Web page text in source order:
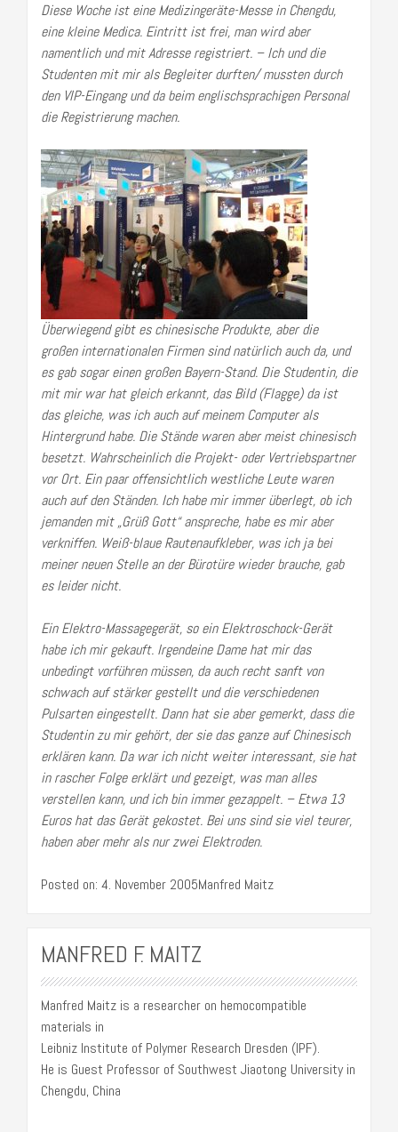
Diese Woche ist eine Medizingeräte-Messe in Chengdu,
eine kleine Medica. Eintritt ist frei, man wird aber
namentlich und mit Adresse registriert. – Ich und die
Studenten mit mir als Begleiter durften/ mussten durch
den VIP-Eingang und da beim englischsprachigen Personal
die Registrierung machen.
Überwiegend gibt es chinesische Produkte, aber die
großen internationalen Firmen sind natürlich auch da, und
es gab sogar einen großen Bayern-Stand. Die Studentin, die
mit mir war hat gleich erkannt, das Bild (Flagge) da ist
das gleiche, was ich auch auf meinem Computer als
Hintergrund habe. Die Stände waren aber meist chinesisch
besetzt. Wahrscheinlich die Projekt- oder Vertriebspartner
vor Ort. Ein paar offensichtlich westliche Leute waren
auch auf den Ständen. Ich habe mir immer überlegt, ob ich
jemanden mit „Grüß Gott“ anspreche, habe es mir aber
verkniffen. Weiß-blaue Rautenaufkleber, was ich ja bei
meiner neuen Stelle an der Bürotüre wieder brauche, gab
es leider nicht.
Ein Elektro-Massagegerät, so ein Elektroschock-Gerät
habe ich mir gekauft. Irgendeine Dame hat mir das
unbedingt vorführen müssen, da auch recht sanft von
schwach auf stärker gestellt und die verschiedenen
Pulsarten eingestellt. Dann hat sie aber gemerkt, dass die
Studentin zu mir gehört, der sie das ganze auf Chinesisch
erklären kann. Da war ich nicht weiter interessant, sie hat
in rascher Folge erklärt und gezeigt, was man alles
verstellen kann, und ich bin immer gezappelt. – Etwa 13
Euros hat das Gerät gekostet. Bei uns sind sie viel teurer,
haben aber mehr als nur zwei Elektroden.
Posted on: 4. November 2005Manfred Maitz
MANFRED F. MAITZ
Manfred Maitz is a researcher on hemocompatible
materials in
Leibniz Institute of Polymer Research Dresden (IPF).
He is Guest Professor of Southwest Jiaotong University in
Chengdu, China